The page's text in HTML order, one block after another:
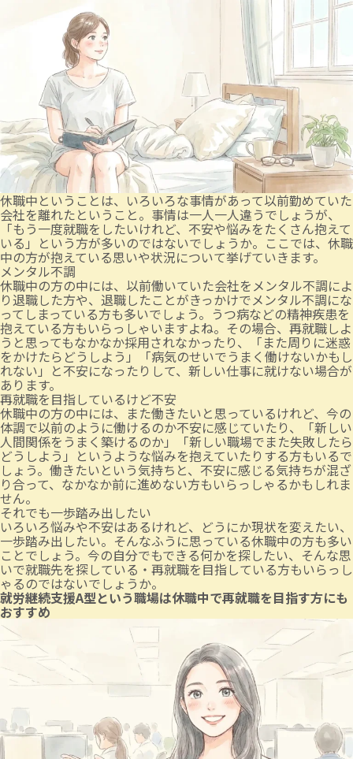
休職中ということは、いろいろな事情があって以前勤めていた
会社を離れたということ。事情は一人一人違うでしょうが、
「もう一度就職をしたいけれど、不安や悩みをたくさん抱えて
いる」という方が多いのではないでしょうか。ここでは、休職
中の方が抱えている思いや状況について挙げていきます。
メンタル不調
休職中の方の中には、以前働いていた会社をメンタル不調によ
り退職した方や、退職したことがきっかけでメンタル不調にな
ってしまっている方も多いでしょう。うつ病などの精神疾患を
抱えている方もいらっしゃいますよね。その場合、再就職しよ
うと思ってもなかなか採用されなかったり、「また周りに迷惑
をかけたらどうしよう」「病気のせいでうまく働けないかもし
れない」と不安になったりして、新しい仕事に就けない場合が
あります。
再就職を目指しているけど不安
休職中の方の中には、また働きたいと思っているけれど、今の
体調で以前のように働けるのか不安に感じていたり、「新しい
人間関係をうまく築けるのか」「新しい職場でまた失敗したら
どうしよう」というような悩みを抱えていたりする方もいるで
しょう。働きたいという気持ちと、不安に感じる気持ちが混ざ
り合って、なかなか前に進めない方もいらっしゃるかもしれま
せん。
それでも一歩踏み出したい
いろいろ悩みや不安はあるけれど、どうにか現状を変えたい、
一歩踏み出したい。そんなふうに思っている休職中の方も多い
ことでしょう。今の自分でもできる何かを探したい、そんな思
いで就職先を探している・再就職を目指している方もいらっし
ゃるのではないでしょうか。
就労継続支援A型という職場は休職中で再就職を目指す方にも
おすすめ